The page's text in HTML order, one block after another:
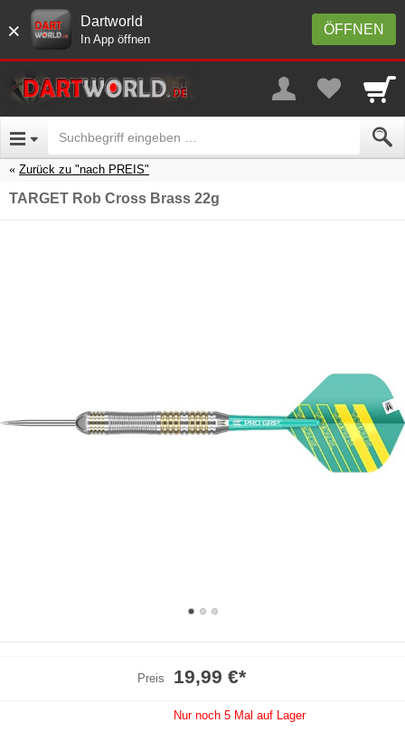
× ÖFFNEN
Dartworld
In App öffnen
Zurück zu "nach PREIS"
TARGET Rob Cross Brass 22g
Preis 19,99 €*
Nur noch 5 Mal auf Lager